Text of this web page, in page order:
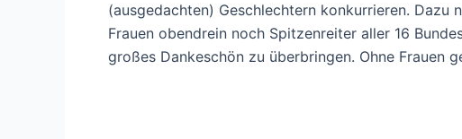
(ausgedachten) Geschlechtern konkurrieren. Dazu
Frauen obendrein noch Spitzenreiter aller 16
großes Dankeschön zu überbringen. Ohne Frauen